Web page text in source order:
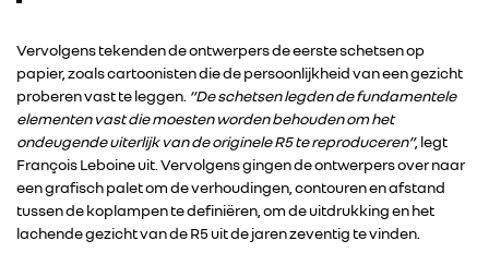
Vervolgens tekenden de ontwerpers de eerste schetsen op
papier, zoals cartoonisten die de persoonlijkheid van een gezicht
proberen vast te leggen. “De schetsen legden de fundamentele
elementen vast die moesten worden behouden om het
ondeugende uiterlijk van de originele R5 te reproduceren”, legt
François Leboine uit. Vervolgens gingen de ontwerpers over naar
een grafisch palet om de verhoudingen, contouren en afstand
tussen de koplampen te definiëren, om de uitdrukking en het
lachende gezicht van de R5 uit de jaren zeventig te vinden.